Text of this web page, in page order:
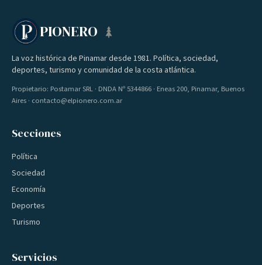
PIONERO
La voz histórica de Pinamar desde 1981. Política, sociedad,
deportes, turismo y comunidad de la costa atlántica.
Propietario: Postamar SRL · DNDA Nº 5344866 · Eneas 200, Pinamar, Buenos
Aires · contacto@elpionero.com.ar
Secciones
Política
Sociedad
Economía
Deportes
Turismo
Servicios